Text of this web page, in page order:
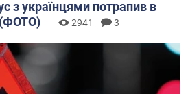
з українцями потрапив в
(ФОТО)
2941 3